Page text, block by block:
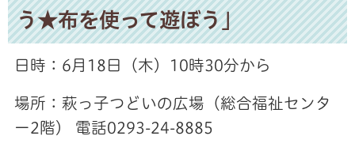
う★布を使って遊ぼう」
日時：6月18日（木）10時30分から
場所：萩っ子つどいの広場（総合福祉センタ
ー2階） 電話0293-24-8885